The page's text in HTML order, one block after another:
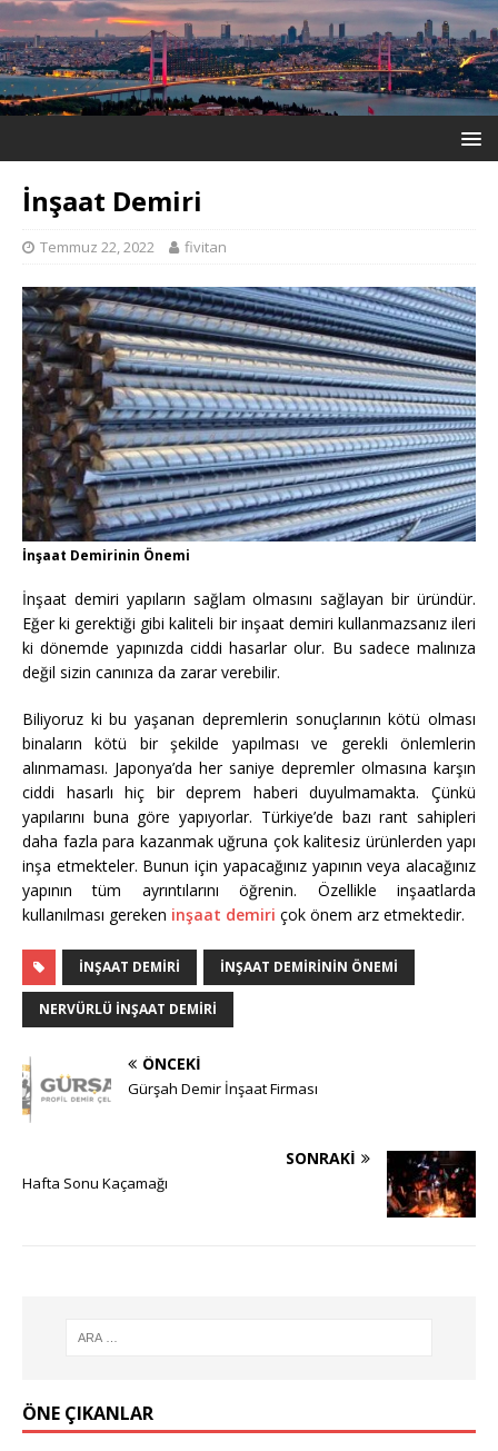
İnşaat Demiri
Temmuz 22, 2022 fivitan
İnşaat Demirinin Önemi
İnşaat demiri yapıların sağlam olmasını sağlayan bir üründür.
Eğer ki gerektiği gibi kaliteli bir inşaat demiri kullanmazsanız ileri
ki dönemde yapınızda ciddi hasarlar olur. Bu sadece malınıza
değil sizin canınıza da zarar verebilir.
Biliyoruz ki bu yaşanan depremlerin sonuçlarının kötü olması
binaların kötü bir şekilde yapılması ve gerekli önlemlerin
alınmaması. Japonya’da her saniye depremler olmasına karşın
ciddi hasarlı hiç bir deprem haberi duyulmamakta. Çünkü
yapılarını buna göre yapıyorlar. Türkiye’de bazı rant sahipleri
daha fazla para kazanmak uğruna çok kalitesiz ürünlerden yapı
inşa etmekteler. Bunun için yapacağınız yapının veya alacağınız
yapının tüm ayrıntılarını öğrenin. Özellikle inşaatlarda
kullanılması gereken inşaat demiri çok önem arz etmektedir.
INŞAAT DEMIRI İNŞAAT DEMIRININ ÖNEMI
NERVÜRLÜ INŞAAT DEMIRI
ÖNCEKI
Gürşah Demir İnşaat Firması
SONRAKI
Hafta Sonu Kaçamağı
ÖNE ÇIKANLAR